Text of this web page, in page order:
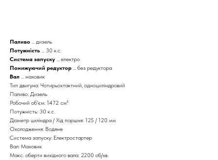
Паливо ... дизель
Потужність ... 30 к.с.
Система запуску ... електро
Понижуючий редуктор ... без редуктора
Вал ... маховик
Тип двигуна: Чотирьохтактний, одноциліндровий
Паливо: Дизель
Робочий об'єм: 1472 см³
Потужність: 30 к.с.
Діаметр циліндра / Хід поршня: 125 / 120 мм
Охолодження: Водяне
Система запуску: Електростартер
Вал: Маховик
Макс. оберти вихідного вала: 2200 об/хв.